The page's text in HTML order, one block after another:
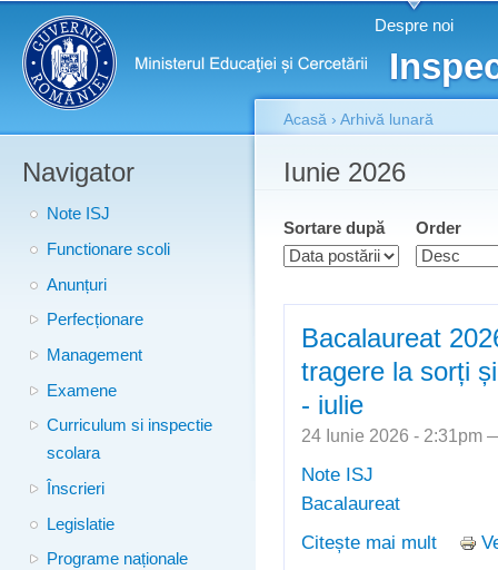
Meniu principal Despre noi
Navigator
Note ISJ
Functionare scoli
Anunțuri
Perfecționare
Management
Examene
Curriculum si inspectie
scolara
Înscrieri
Legislatie
Programe naționale
Eşti aici
Acasă › Arhivă lunară
Iunie 2026
Sortare după Order
Bacalaureat
tragere la sorți
- iulie
24 Iunie 2026 - 2:31pm
Note ISJ
Bacalaureat
Citește mai mult